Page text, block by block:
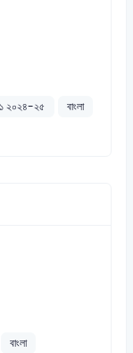
১ ২০২৪-২৫
বাংলা
বাংলা